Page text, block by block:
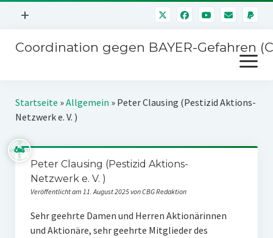
Menü
+
Mitmachen
Über uns
Kontakt
Impressum
Störfälle
Coordination gegen BAYER-Gefahren
Menü
öffnen
Kampagnen
Stichwort BAYER
Jahrestagung
Startseite »Allgemein » Peter Clausing (Pestizid Aktions-
Netzwerk e. V. )
Peter Clausing (Pestizid Aktions-
Netzwerk e. V. )
Veröffentlicht am 11. August 2025 von CBG Redaktion
Sehr geehrte Damen und Herren Aktionärinnen
und Aktionäre, sehr geehrte Mitglieder des